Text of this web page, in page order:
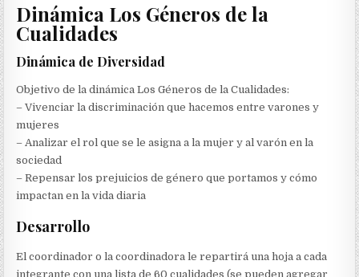
Dinámica Los Géneros de la
Cualidades
Dinámica de Diversidad
Objetivo de la dinámica Los Géneros de la Cualidades:
– Vivenciar la discriminación que hacemos entre varones y
mujeres
– Analizar el rol que se le asigna a la mujer y al varón en la
sociedad
– Repensar los prejuicios de género que portamos y cómo
impactan en la vida diaria
Desarrollo
El coordinador o la coordinadora le repartirá una hoja a cada
integrante con una lista de 60 cualidades (se pueden agregar